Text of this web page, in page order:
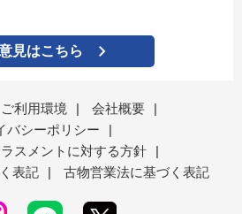
見はこちら
ご利用環境 | 会社概要
|
バシーポリシー
|
スメントに対する方針
|
表記
| 古物営業法に基づく表記